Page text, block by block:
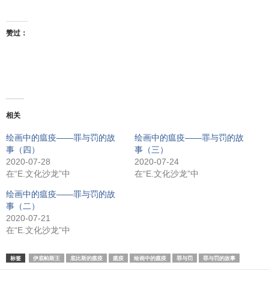
赞过：
相关
绘画中的瘟疫——罪与罚的故
事（四）
2020-07-28
在“E.文化沙龙”中
绘画中的瘟疫——罪与罚的故
事（三）
2020-07-24
在“E.文化沙龙”中
绘画中的瘟疫——罪与罚的故
事（二）
2020-07-21
在“E.文化沙龙”中
标签 伊底帕斯王 底比斯的瘟疫 瘟疫 绘画中的瘟疫 罪与罚 罪与罚的故事